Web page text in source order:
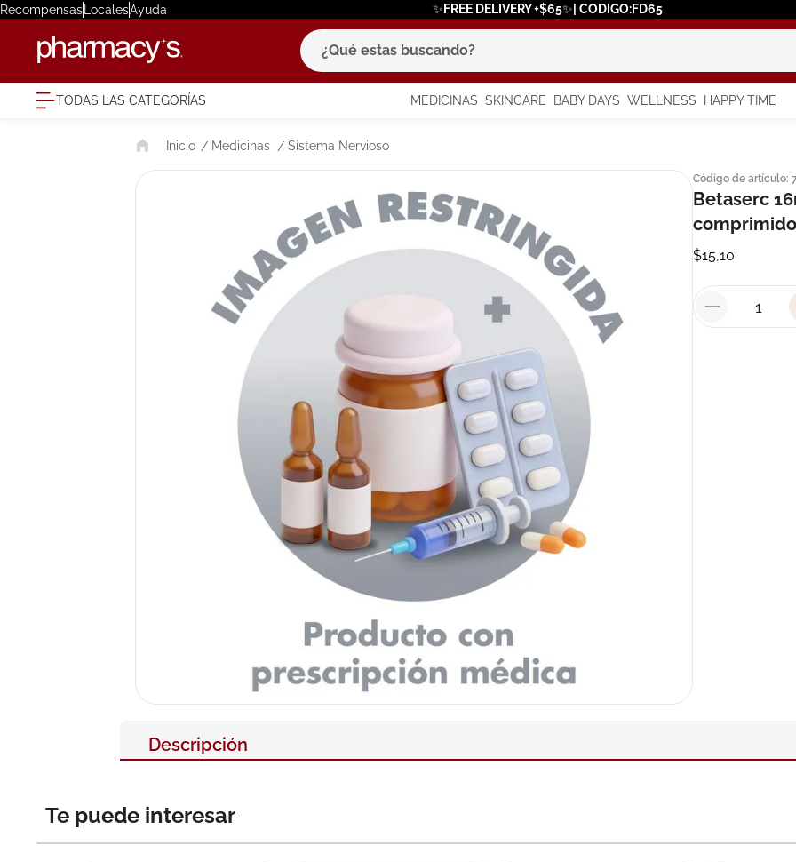
RecompensasLocalesAyuda ✨FREE DELIVERY +$65✨| CODIGO:FD65
¿Qué estas buscando?
TODAS LAS CATEGORÍAS MEDICINAS SKINCARE BABY DAYS WELLNESS HAPPY TIME
Medicinas Sistema Nervioso
Código de artículo:
Betaserc
$15,10
Descripción
Te puede interesar
términos más buscados
1. eucerin
3. pilexil
7.
. roche posay
9. pañales
10 nivea